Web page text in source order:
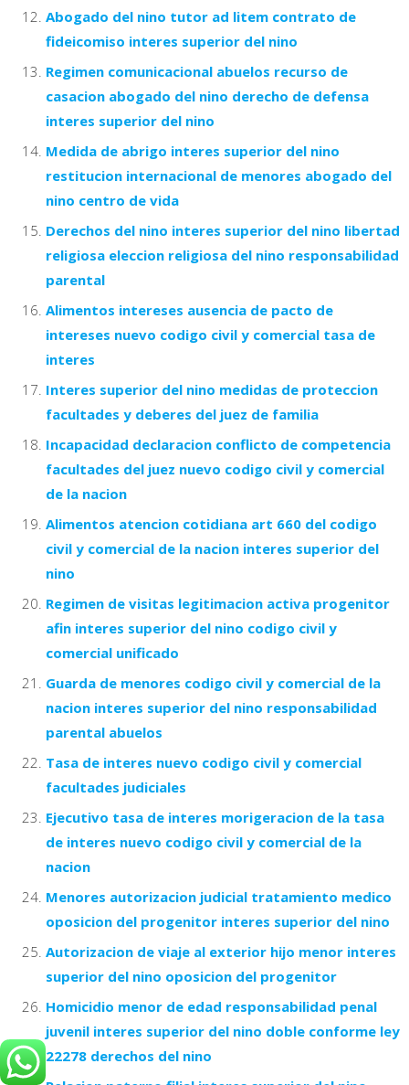
Abogado del nino tutor ad litem contrato de
fideicomiso interes superior del nino
Regimen comunicacional abuelos recurso de
casacion abogado del nino derecho de defensa
interes superior del nino
Medida de abrigo interes superior del nino
restitucion internacional de menores abogado del
nino centro de vida
Derechos del nino interes superior del nino libertad
religiosa eleccion religiosa del nino responsabilidad
parental
Alimentos intereses ausencia de pacto de
intereses nuevo codigo civil y comercial tasa de
interes
Interes superior del nino medidas de proteccion
facultades y deberes del juez de familia
Incapacidad declaracion conflicto de competencia
facultades del juez nuevo codigo civil y comercial
de la nacion
Alimentos atencion cotidiana art 660 del codigo
civil y comercial de la nacion interes superior del
nino
Regimen de visitas legitimacion activa progenitor
afin interes superior del nino codigo civil y
comercial unificado
Guarda de menores codigo civil y comercial de la
nacion interes superior del nino responsabilidad
parental abuelos
Tasa de interes nuevo codigo civil y comercial
facultades judiciales
Ejecutivo tasa de interes morigeracion de la tasa
de interes nuevo codigo civil y comercial de la
nacion
Menores autorizacion judicial tratamiento medico
oposicion del progenitor interes superior del nino
Autorizacion de viaje al exterior hijo menor interes
superior del nino oposicion del progenitor
Homicidio menor de edad responsabilidad penal
juvenil interes superior del nino doble conforme ley
22278 derechos del nino